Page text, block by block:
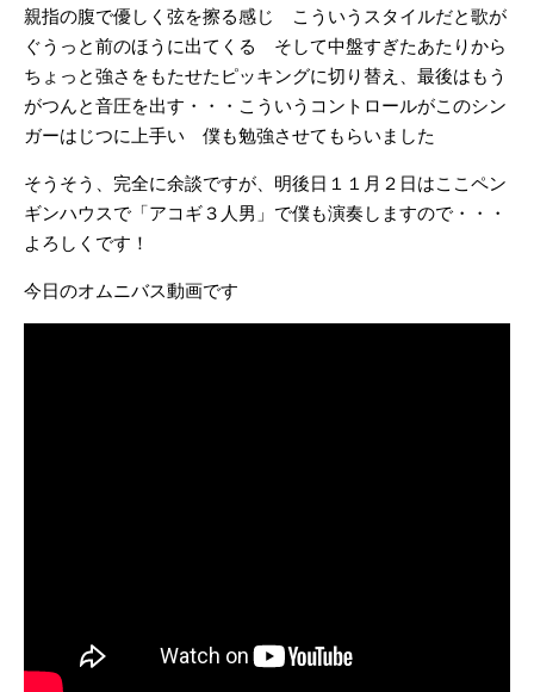
親指の腹で優しく弦を擦る感じ こういうスタイルだと歌が
ぐうっと前のほうに出てくる そして中盤すぎたあたりから
ちょっと強さをもたせたピッキングに切り替え、最後はもう
がつんと音圧を出す・・・こういうコントロールがこのシン
ガーはじつに上手い 僕も勉強させてもらいました
そうそう、完全に余談ですが、明後日１１月２日はここペン
ギンハウスで「アコギ３人男」で僕も演奏しますので・・・
よろしくです！
今日のオムニバス動画です